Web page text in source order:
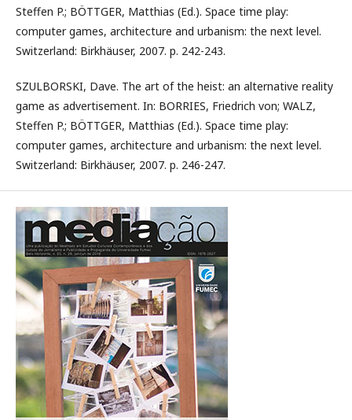
Steffen P.; BÖTTGER, Matthias (Ed.). Space time play:
computer games, architecture and urbanism: the next level.
Switzerland: Birkhäuser, 2007. p. 242-243.
SZULBORSKI, Dave. The art of the heist: an alternative reality
game as advertisement. In: BORRIES, Friedrich von; WALZ,
Steffen P.; BÖTTGER, Matthias (Ed.). Space time play:
computer games, architecture and urbanism: the next level.
Switzerland: Birkhäuser, 2007. p. 246-247.